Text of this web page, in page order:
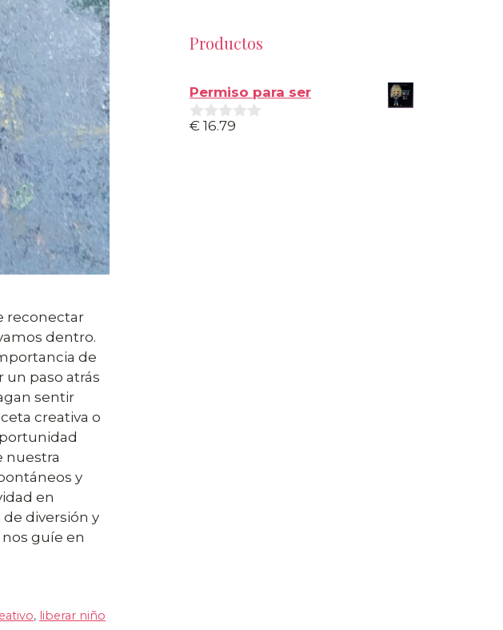
reconectar
dentro.
de
un paso atrás
sentir
creativa o
nuestra
y
en
diversión y
guíe en
, liberar niño
Productos
Permiso para ser
0
€ 16.79